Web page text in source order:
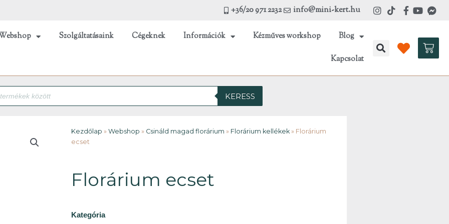
+36/20 971 2232 info@mini-kert.hu
Szolgáltatásaink Cégeknek Információk Kézműves workshop Blog
Kapcsolat
KERESS
Kezdőlap » Webshop » Csináld magad florárium » Florárium kellékek » Florárium
ecset
Florárium ecset
Kategória